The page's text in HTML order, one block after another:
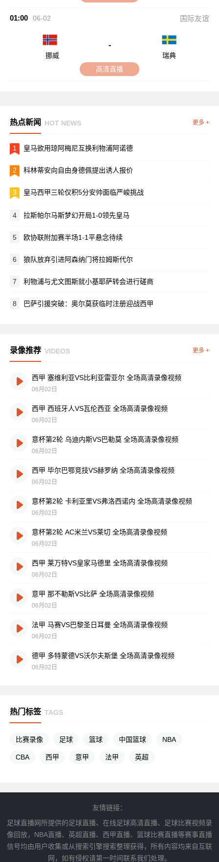
01:00 06-02 国际友谊
挪威
-
瑞典
高清直播
热点新闻 HOT NEWS 更多 +
1 皇马欲用琼阿梅尼互换利物浦阿诺德
2 科林蒂安向自由身德佩提出诱人报价
3 皇马西甲三轮仅积5分安帅面临严峻挑战
4 拉斯帕尔马斯梦幻开局1-0领先皇马
5 欧协联附加赛半场1-1平悬念待续
6 狼队放弃引进阿森纳门将拉姆斯代尔
7 利物浦与尤文图斯就小基耶萨转会进行磋商
8 巴萨引援突破：奥尔莫获临时注册迎战西甲
录像推荐 VIDEOS 更多 +
西甲 塞维利亚VS比利亚雷亚尔 全场高清录像视频
06月02日
西甲 西班牙人VS瓦伦西亚 全场高清录像视频
06月02日
意杯第2轮 乌迪内斯VS巴勒莫 全场高清录像视频
06月02日
西甲 毕尔巴鄂竞技VS赫罗纳 全场高清录像视频
06月02日
意杯第2轮 卡利亚里VS弗洛西诺内 全场高清录像视频
06月02日
意杯第2轮 AC米兰VS莱切 全场高清录像视频
06月02日
西甲 莱万特VS皇家马德里 全场高清录像视频
06月02日
意甲 那不勒斯VS比萨 全场高清录像视频
06月02日
法甲 马赛VS巴黎圣日耳曼 全场高清录像视频
06月02日
德甲 多特蒙德VS沃尔夫斯堡 全场高清录像视频
06月02日
热门标签 TAGS
比赛录像 足球 篮球 中国篮球 NBA
CBA 西甲 意甲 法甲 英超
友情链接：
足球直播网所提供的足球直播、在线足球高清直播、足球比赛视频录
像回放，NBA直播、英超直播、西甲直播、篮球比赛直播等赛事直播
信号均由用户收集或从搜索引擎搜索整理获得，所有内容均来自互联
网，如有侵权请第一时间联系我们处理。